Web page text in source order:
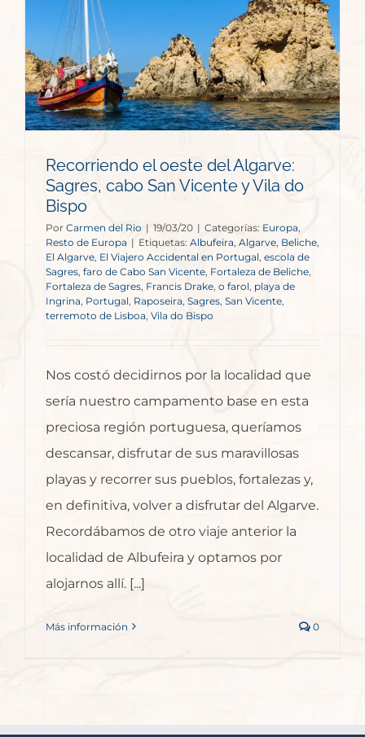
Recorriendo el oeste del Algarve:
Sagres, cabo San Vicente y Vila do
Bispo
Por Carmen del Rio | 19/03/20 | Categorías: Europa
Resto de Europa | Etiquetas: Albufeira, Algarve, Beliche,
El Algarve El Viajero Accidental en Portugal escola de
Sagres faro de Cabo San Vicente, Fortaleza de Beliche,
Fortaleza de Sagres Francis Drake, o farol, playa de
Ingrina Portugal Raposeira, Sagres, San Vicente
terremoto de Lisboa, Vila do Bispo
Nos costó decidirnos por la localidad que
sería nuestro campamento base en esta
preciosa región portuguesa, queríamos
descansar, disfrutar de sus maravillosas
playas y recorrer sus pueblos, fortalezas y,
en definitiva, volver a disfrutar del Algarve.
Recordábamos de otro viaje anterior la
localidad de Albufeira y optamos por
alojarnos allí. [...]
Más información 0